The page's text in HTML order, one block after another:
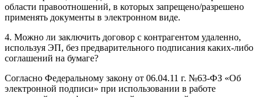
области правоотношений, в которых запрещено/разрешено
применять документы в электронном виде.
4. Можно ли заключить договор с контрагентом удаленно,
используя ЭП, без предварительного подписания каких-либо
соглашений на бумаге?
Согласно Федеральному закону от 06.04.11 г. №63-ФЗ «Об
электронной подписи» при использовании в работе